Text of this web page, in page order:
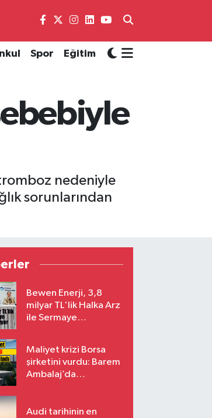
Spor Eğitim
nedeniyle
sorunlarından
Bewen Enerji, 3,8
milyar TL'lik Halka Arz
ile Sermaye
Maliyet krizi Borsa
şirketini vurdu: Barem
Ambalaj’da
Audi tarihinin en